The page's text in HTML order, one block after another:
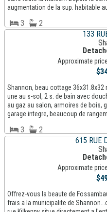
augmentation de la sup. habitable
3 2
133
Approximate
Shannon, beau cottage
une au s-sol, 2 s. de bain avec
au gaz au salon, armoires de bois,
garage integre, beaucoup de
3 2
615 RUE
Approximate
Offrez-vous la beaute de
frais a la municipalite de